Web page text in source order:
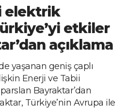
elektrik
etkiler
açıklama
yaşanan geniş çaplı
Enerji ve Tabii
Bayraktar’dan
Türkiye’nin Avrupa ile